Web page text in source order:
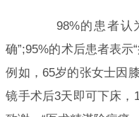
98%的患者认为
确”;95%的术后患者表示
例如，65岁的张女士因
镜手术后3天即可下床，